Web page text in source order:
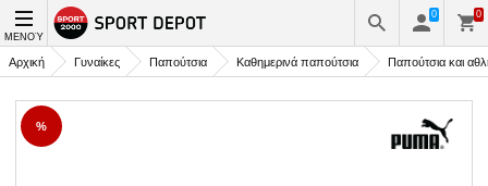
ΜΕΝΟΎ
0 0
Αρχική Γυναίκες Παπούτσια Καθημερινά παπούτσια Παπούτσια και
%